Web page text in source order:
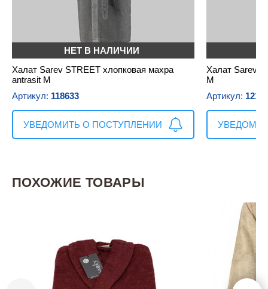
НЕТ В НАЛИЧИИ
Халат Sarev STREET хлопковая махра
antrasit M
Артикул: 118633
УВЕДОМИТЬ О ПОСТУПЛЕНИИ
Халат Sarev
M
Артикул:
ПОХОЖИЕ ТОВАРЫ